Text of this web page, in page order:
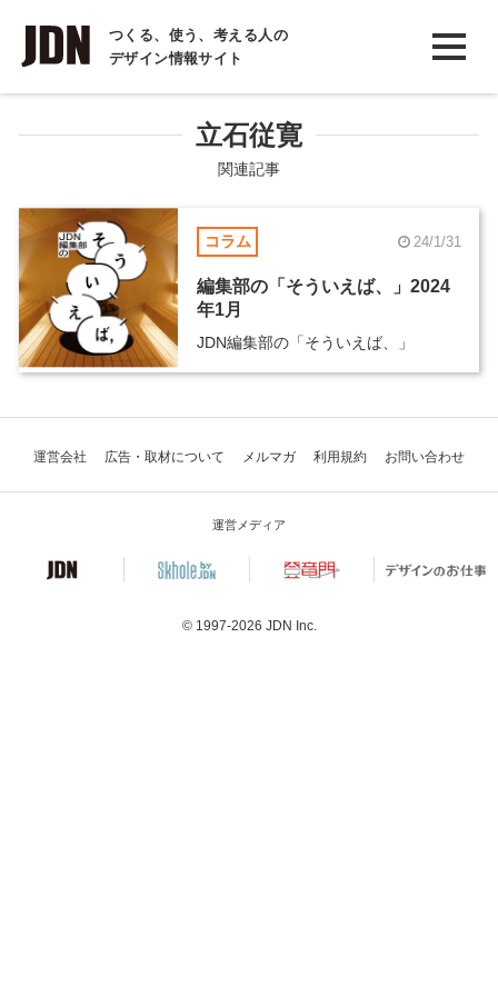
つくる、使う、考える人の
デザイン情報サイト
INTERVIEW
インタビュー
COLUMN
コラム
立石従寛
関連記事
コラム 24/1/31
編集部の「そういえば、」2024
年1月
JDN編集部の「そういえば、」
運営会社 広告・取材について メルマガ 利用規約 お問い合わせ
運営メディア
© 1997-2026 JDN Inc.